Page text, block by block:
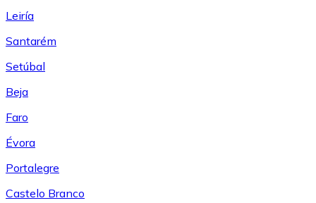
Leiría
Santarém
Setúbal
Beja
Faro
Évora
Portalegre
Castelo Branco